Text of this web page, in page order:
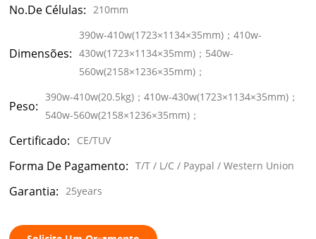
No.de Células: 210mm
Dimensões:
390w-410w(1723×1134×35mm)；410w-
430w(1723×1134×35mm)；540w-
560w(2158×1236×35mm)；
Peso:
390w-410w(20.5kg)；410w-430w(1723×1134×35mm)；
540w-560w(2158×1236×35mm)；
Certificado: CE/TUV
Forma De Pagamento: T/T / L/C / Paypal / Western Union
Garantia: 25years